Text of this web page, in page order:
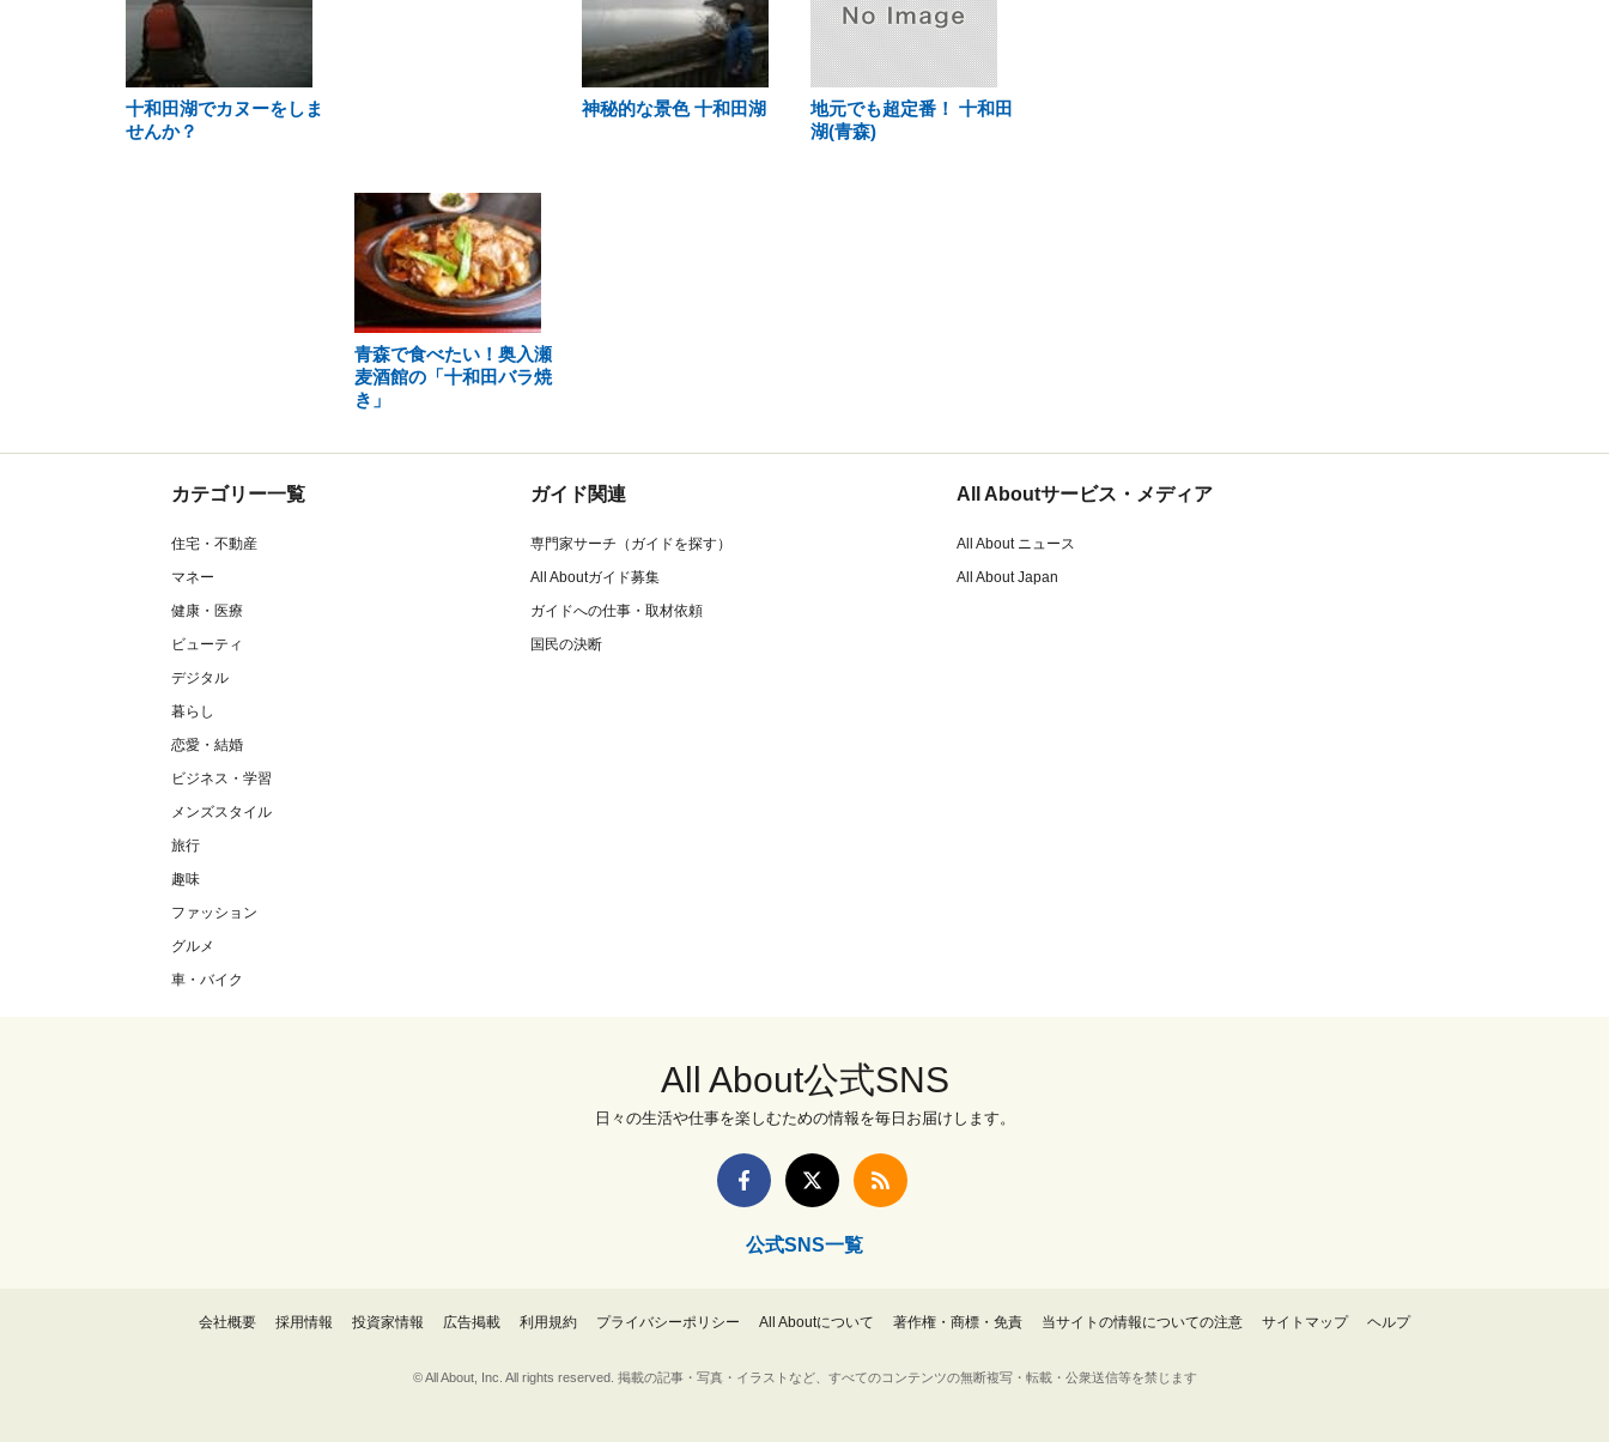
十和田湖でカヌーをしま
せんか？
神秘的な景色 十和田湖
地元でも超定番！ 十和田
湖(青森)
青森で食べたい！奥入瀬
麦酒館の「十和田バラ焼
き」
カテゴリー一覧
住宅・不動産
マネー
健康・医療
ビューティ
デジタル
暮らし
恋愛・結婚
ビジネス・学習
メンズスタイル
旅行
趣味
ファッション
グルメ
車・バイク
ガイド関連
専門家サーチ（ガイドを探す）
All Aboutガイド募集
ガイドへの仕事・取材依頼
国民の決断
All Aboutサービス・メディア
All About ニュース
All About Japan
All About公式SNS
日々の生活や仕事を楽しむための情報を毎日お届けします。
公式SNS一覧
会社概要 採用情報 投資家情報 広告掲載 利用規約 プライバシーポリシー All Aboutについて 著作権・商標・免責 当サイトの情報についての注意 サイトマップ ヘルプ
© All About, Inc. All rights reserved. 掲載の記事・写真・イラストなど、すべてのコンテンツの無断複写・転載・公衆送信等を禁じます